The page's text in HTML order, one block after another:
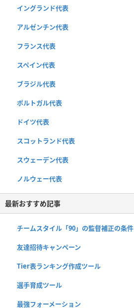
イングランド代表
アルゼンチン代表
フランス代表
スペイン代表
ブラジル代表
ポルトガル代表
ドイツ代表
スコットランド代表
スウェーデン代表
ノルウェー代表
最新おすすめ記事
チームスタイル「90」の監督補正の条件
友達招待キャンペーン
Tier表ランキング作成ツール
選手育成ツール
最強フォーメーション